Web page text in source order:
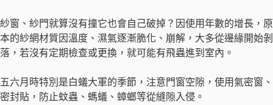
紗窗、紗門就算沒有撞它也會自己破掉？因使用年數的增長，原
本的紗網材質因溫度、濕氣逐漸脆化、崩解，大多從邊緣開始剝
落，若沒有定期檢查或更換，就可能有飛蟲進到室內。
五六月時特別是白蟻大軍的季節，注意門窗空隙，使用氣密窗、
密封貼，防止蚊蟲、螞蟻、蟑螂等從縫隙入侵。